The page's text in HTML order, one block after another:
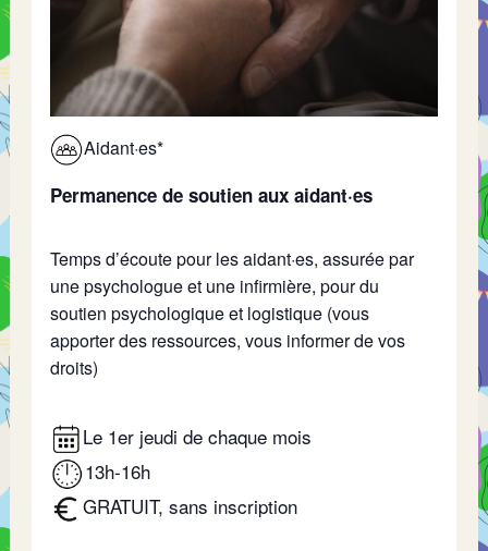
Aidant·es*
Permanence de soutien aux aidant·es
Tempsd’écoute pour les aidant·es, assurée par
une psychologue et une infirmière, pour du
soutien psychologique et logistique (vous
apporter des ressources, vous informer de vos
droits)
Le 1er jeudi de chaque mois
13h-16h
GRATUIT, sans inscription